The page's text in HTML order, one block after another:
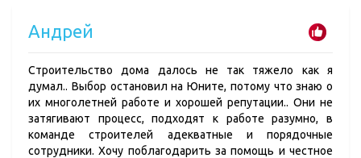
Андрей
Строительство дома далось не так тяжело как я
думал.. Выбор остановил на Юните, потому что знаю о
их многолетней работе и хорошей репутации.. Они не
затягивают процесс, подходят к работе разумно, в
команде строителей адекватные и порядочные
сотрудники. Хочу поблагодарить за помощь и честное